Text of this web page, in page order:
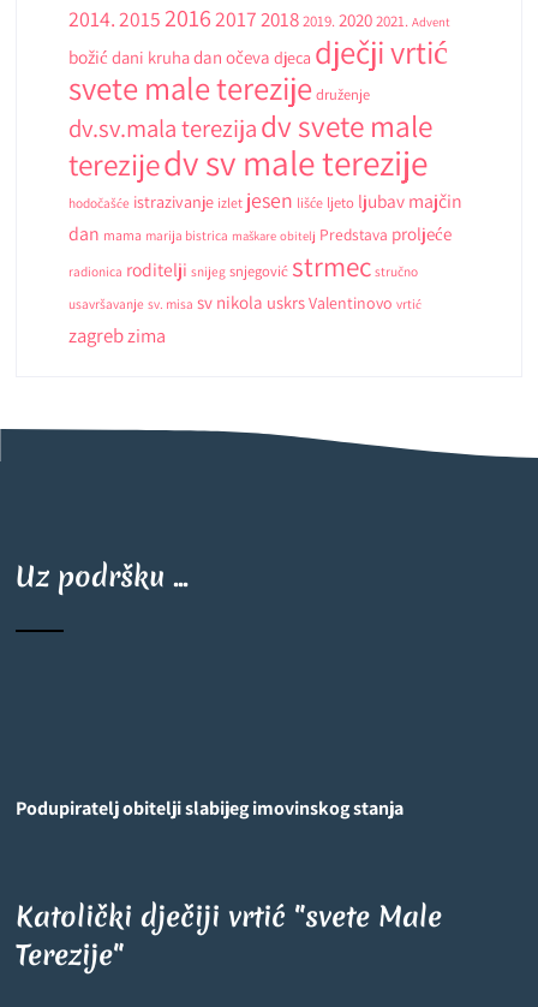
2014.2015201620172018 2019. 2020 2021. Advent
božić dani kruhadan očeva djeca dječji vrtić
svete male terezije druženje
dv.sv.mala terezijadv svete male
terezijedv sv male terezije
hodočašće istrazivanje izlet jesen lišće ljeto ljubav majčin
dan mama marija bistrica maškare obitelj Predstava proljeće
radionica roditelji snijeg snjegović strmec stručno
usavršavanje sv. misa sv nikola uskrsValentinovo vrtić
zagrebzima
Uz podršku ...
Podupiratelj obitelji slabijeg imovinskog stanja
Katolički dječiji vrtić "svete Male
Terezije"